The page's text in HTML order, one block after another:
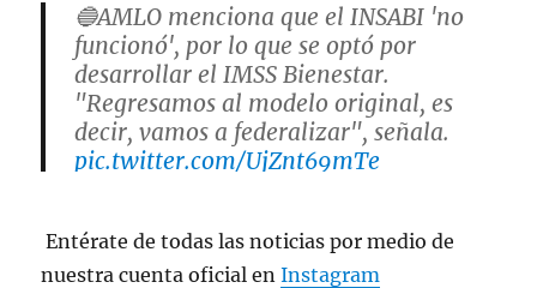
🔵AMLO menciona que el INSABI 'no
funcionó', por lo que se optó por
desarrollar el IMSS Bienestar.
"Regresamos al modelo original, es
decir, vamos a federalizar", señala.
pic.twitter.com/UjZnt69mTe
10, 2024
Entérate de todas las noticias por medio de
nuestra cuenta oficial enInstagram